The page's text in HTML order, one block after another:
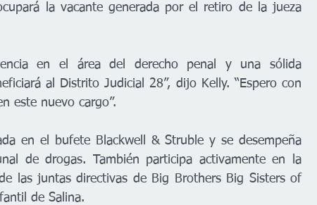
la vacante generada por el retiro de la jueza
en el área del derecho penal y una sólida
al Distrito Judicial 28”, dijo Kelly. “Espero con
este nuevo cargo”.
en el bufete Blackwell & Struble y se desempeña
de drogas. También participa activamente en la
las juntas directivas de Big Brothers Big Sisters of
de Salina.